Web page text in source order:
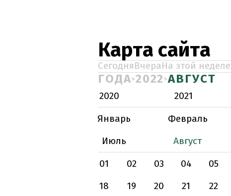
Карта сайта
СегодняВчераНа этой неделе
ГОДА 2022 АВГУСТ
2020 2021
Январь
Февраль
Июль
Август
01
02 03 04 05
18
19 20 21 22